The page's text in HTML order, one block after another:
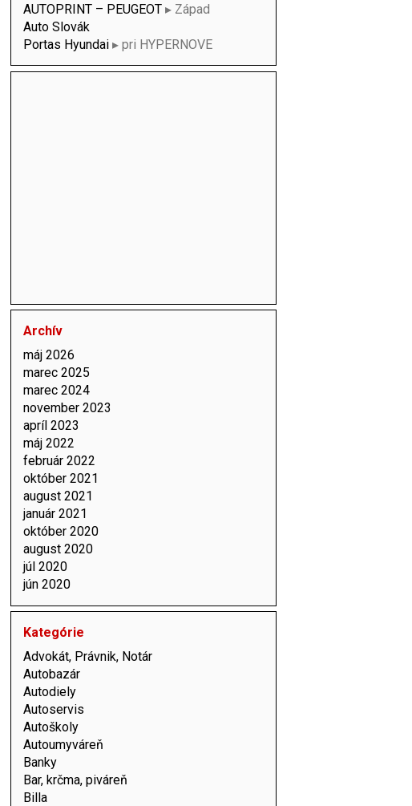
AUTOPRINT – PEUGEOT▸ Západ
Auto Slovák
Portas Hyundai▸ pri HYPERNOVE
Archív
máj 2026
marec 2025
marec 2024
november 2023
apríl 2023
máj 2022
február 2022
október 2021
august 2021
január 2021
október 2020
august 2020
júl 2020
jún 2020
Kategórie
Advokát, Právnik, Notár
Autobazár
Autodiely
Autoservis
Autoškoly
Autoumyváreň
Banky
Bar, krčma, piváreň
Billa